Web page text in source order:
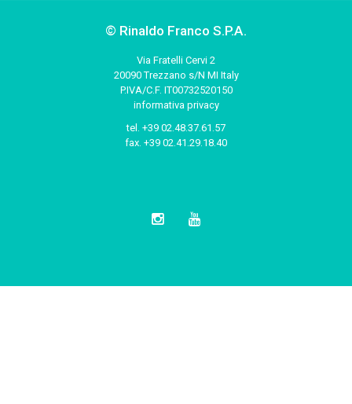
© Rinaldo Franco S.P.A.
Via Fratelli Cervi 2
20090 Trezzano s/N MI Italy
P.IVA/C.F. IT00732520150
informativa privacy
tel. +39 02.48.37.61.57
fax. +39 02.41.29.18.40